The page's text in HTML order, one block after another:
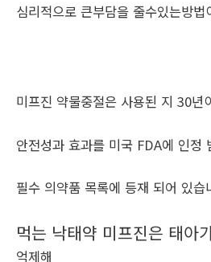
심리적으로 큰부담을 줄수있는방법
미프진 약물중절은 사용된 지 30년
안전성과 효과를 미국 FDA에 인정
필수 의약품 목록에 등재 되어 있습
먹는 낙태약 미프진은 태아
억제해